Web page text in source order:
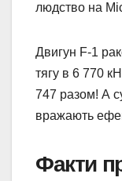
людство на
Двигун F-1
тягу в 6 770
747 разом! А
вражають
Факти